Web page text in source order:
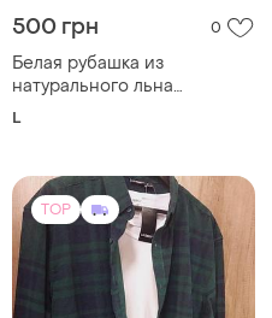
500 грн 0
Белая рубашка из
натурального льна
camiceria floriana
L
TOP